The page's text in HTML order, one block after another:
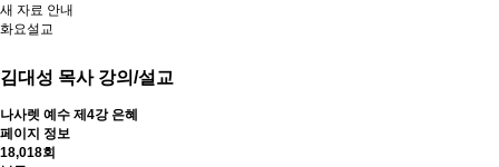
새 자료 안내
화요설교
김대성 목사 강의/설교
나사렛 예수 제4강 은혜
페이지 정보
18,018회